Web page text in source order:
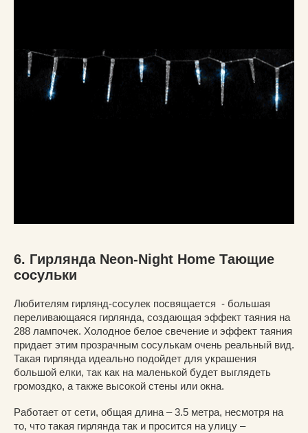
6. Гирлянда Neon-Night Home Тающие
сосульки
Любителям гирлянд-сосулек посвящается - большая
переливающаяся гирлянда, создающая эффект таяния на
288 лампочек. Холодное белое свечение и эффект таяния
придает этим прозрачным сосулькам очень реальный вид.
Такая гирлянда идеально подойдет для украшения
большой елки, так как на маленькой будет выглядеть
громоздко, а также высокой стены или окна.
Работает от сети, общая длина – 3.5 метра, несмотря на
то, что такая гирлянда так и просится на улицу –